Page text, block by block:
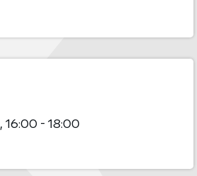
16:00 - 18:00